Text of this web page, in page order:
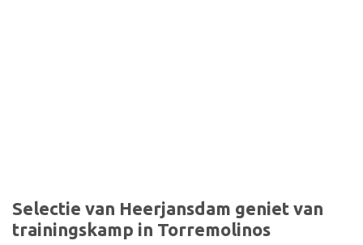
Selectie van Heerjansdam geniet van
trainingskamp in Torremolinos